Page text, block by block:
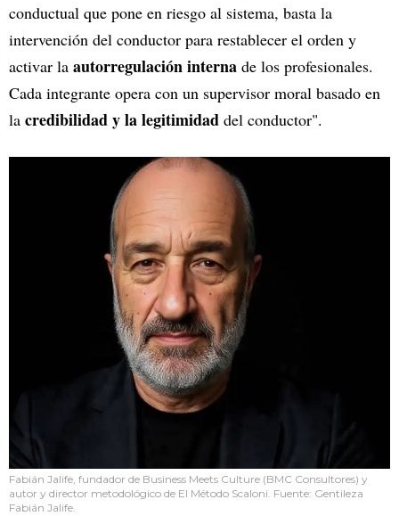
conductual que pone en riesgo al sistema, basta la
intervención del conductor para restablecer el orden y
activar la autorregulación interna de los profesionales.
Cada integrante opera con un supervisor moral basado en
la credibilidad y la legitimidad del conductor".
Fabián Jalife, fundador de Business Meets Culture (BMC Consultores) y
autor y director metodológico de El Método Scaloni. Fuente: Gentileza
Fabián Jalife.